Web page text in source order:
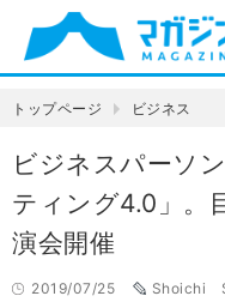
トップページ ビジネス
ビジネスパーソ
ティング4.0」。
演会開催
2019/07/25
Shoichi